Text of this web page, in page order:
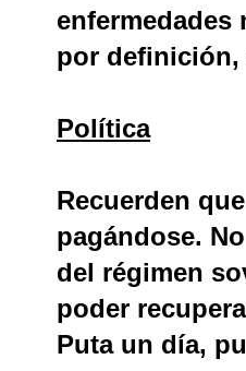
por definición,
Política
Recuerden
pagándose.
del régimen
poder
Puta un día,